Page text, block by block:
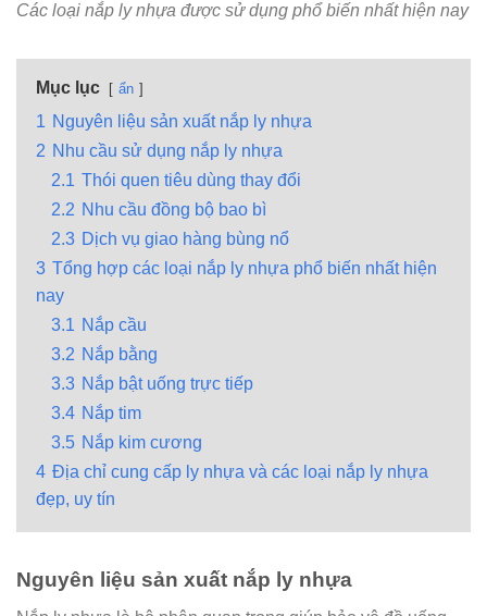
Các loại nắp ly nhựa được sử dụng phổ biến nhất hiện nay
Mục lục ẩn
1 Nguyên liệu sản xuất nắp ly nhựa
2 Nhu cầu sử dụng nắp ly nhựa
2.1 Thói quen tiêu dùng thay đổi
2.2 Nhu cầu đồng bộ bao bì
2.3 Dịch vụ giao hàng bùng nổ
3 Tổng hợp các loại nắp ly nhựa phổ biến nhất hiện
nay
3.1 Nắp cầu
3.2 Nắp bằng
3.3 Nắp bật uống trực tiếp
3.4 Nắp tim
3.5 Nắp kim cương
4 Địa chỉ cung cấp ly nhựa và các loại nắp ly nhựa
đẹp, uy tín
Nguyên liệu sản xuất nắp ly nhựa